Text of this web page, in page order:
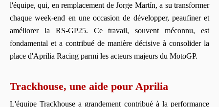
l'équipe, qui, en remplacement de Jorge Martín, a su transformer
chaque week-end en une occasion de développer, peaufiner et
améliorer la RS-GP25. Ce travail, souvent méconnu, est
fondamental et a contribué de manière décisive à consolider la
place d'Aprilia Racing parmi les acteurs majeurs du MotoGP.
Trackhouse, une aide pour Aprilia
L'équipe Trackhouse a grandement contribué à la performance